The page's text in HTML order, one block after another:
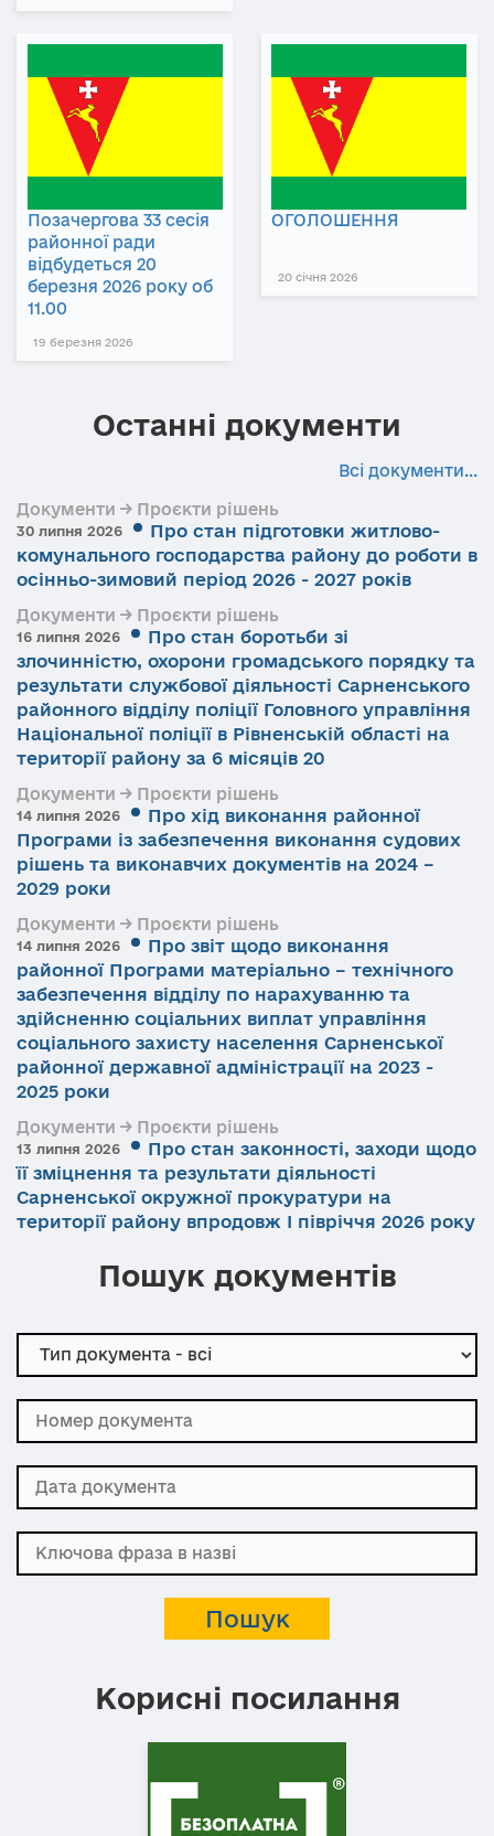
Позачергова 33 сесія
районної ради
відбудеться 20
березня 2026 року об
11.00
19 березня 2026
ОГОЛОШЕННЯ
20 січня 2026
Останні документи
Всі документи...
Документи → Проєкти рішень
30 липня 2026
Про стан підготовки житлово-
комунального господарства району до роботи в
осінньо-зимовий період 2026 - 2027 років
Документи → Проєкти рішень
16 липня 2026
Про стан боротьби зі
злочинністю, охорони громадського порядку та
результати службової діяльності Сарненського
районного відділу поліції Головного управління
Національної поліції в Рівненській області на
території району за 6 місяців 20
Документи → Проєкти рішень
14 липня 2026
Про хід виконання районної
Програми із забезпечення виконання судових
рішень та виконавчих документів на 2024 –
2029 роки
Документи → Проєкти рішень
14 липня 2026
Про звіт щодо виконання
районної Програми матеріально – технічного
забезпечення відділу по нарахуванню та
здійсненню соціальних виплат управління
соціального захисту населення Сарненської
районної державної адміністрації на 2023 -
2025 роки
Документи → Проєкти рішень
13 липня 2026
Про стан законності, заходи щодо
її зміцнення та результати діяльності
Сарненської окружної прокуратури на
території району впродовж І півріччя 2026 року
Пошук документів
Корисні посилання